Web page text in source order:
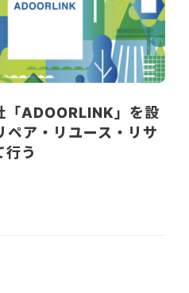
「ADOORLINK」を設
ペア・リユース・リサ
行う